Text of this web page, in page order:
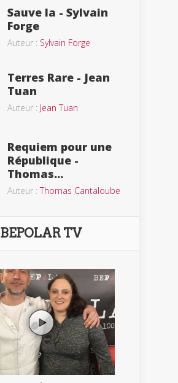
Sauve la - Sylvain
Forge
Auteur : Sylvain Forge
Terres Rare - Jean
Tuan
Auteur : Jean Tuan
Requiem pour une
République -
Thomas...
Auteur :Thomas Cantaloube
BEPOLAR TV